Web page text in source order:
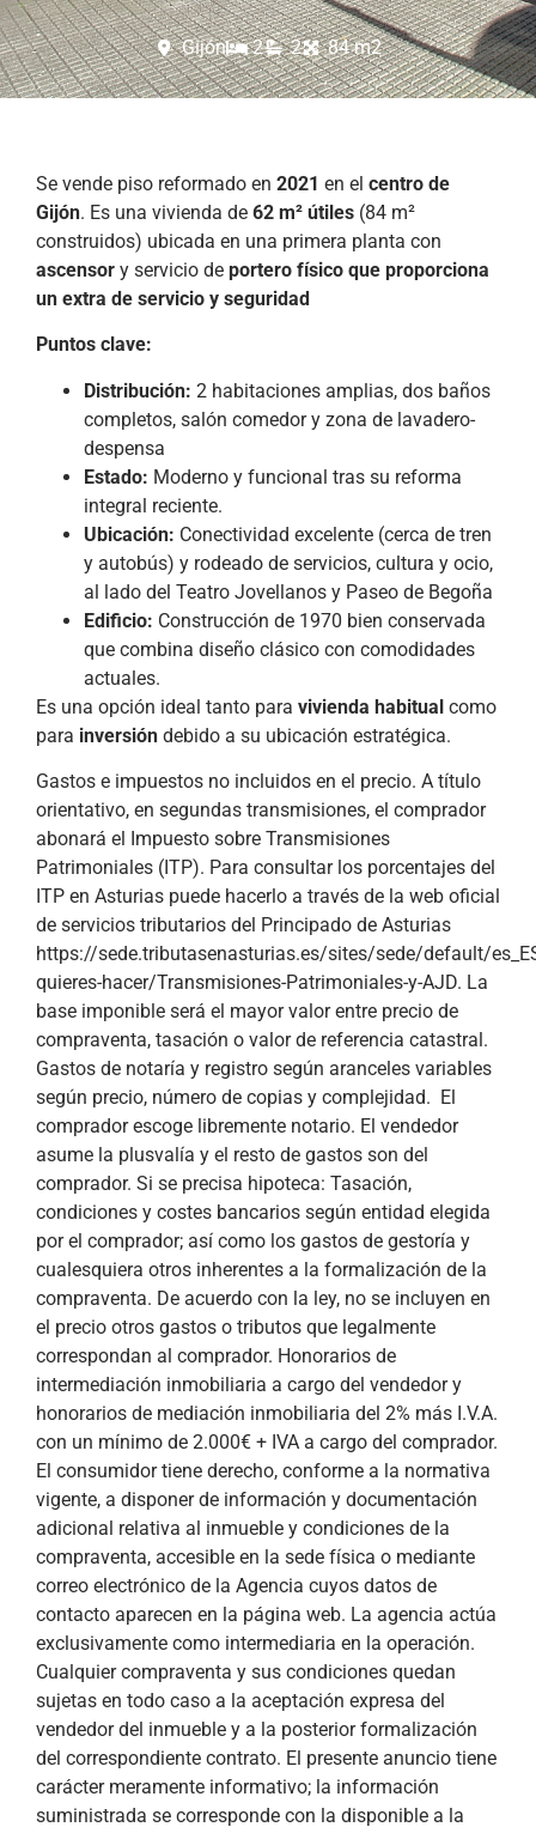
Gijón 2 2 84 m2
Se vende piso reformado en 2021 en el centro de
Gijón. Es una vivienda de 62 m² útiles (84 m²
construidos) ubicada en una primera planta con
ascensor y servicio de portero físico que proporciona
un extra de servicio y seguridad
Puntos clave:
Distribución: 2 habitaciones amplias, dos baños
completos, salón comedor y zona de lavadero-
despensa
Estado: Moderno y funcional tras su reforma
integral reciente.
Ubicación: Conectividad excelente (cerca de tren
y autobús) y rodeado de servicios, cultura y ocio,
al lado del Teatro Jovellanos y Paseo de Begoña
Edificio: Construcción de 1970 bien conservada
que combina diseño clásico con comodidades
actuales.
Es una opción ideal tanto para vivienda habitual como
para inversión debido a su ubicación estratégica.
Gastos e impuestos no incluidos en el precio. A título
orientativo, en segundas transmisiones, el comprador
abonará el Impuesto sobre Transmisiones
Patrimoniales (ITP). Para consultar los porcentajes del
ITP en Asturias puede hacerlo a través de la web oficial
de servicios tributarios del Principado de Asturias
https://sede.tributasenasturias.es/sites/sede/default/
quieres-hacer/Transmisiones-Patrimoniales-y-AJD. La
base imponible será el mayor valor entre precio de
compraventa, tasación o valor de referencia catastral.
Gastos de notaría y registro según aranceles variables
según precio, número de copias y complejidad. El
comprador escoge libremente notario. El vendedor
asume la plusvalía y el resto de gastos son del
comprador. Si se precisa hipoteca: Tasación,
condiciones y costes bancarios según entidad elegida
por el comprador; así como los gastos de gestoría y
cualesquiera otros inherentes a la formalización de la
compraventa. De acuerdo con la ley, no se incluyen en
el precio otros gastos o tributos que legalmente
correspondan al comprador. Honorarios de
intermediación inmobiliaria a cargo del vendedor y
honorarios de mediación inmobiliaria del 2% más I.V.A.
con un mínimo de 2.000€ + IVA a cargo del comprador.
El consumidor tiene derecho, conforme a la normativa
vigente, a disponer de información y documentación
adicional relativa al inmueble y condiciones de la
compraventa, accesible en la sede física o mediante
correo electrónico de la Agencia cuyos datos de
contacto aparecen en la página web. La agencia actúa
exclusivamente como intermediaria en la operación.
Cualquier compraventa y sus condiciones quedan
sujetas en todo caso a la aceptación expresa del
vendedor del inmueble y a la posterior formalización
del correspondiente contrato. El presente anuncio tiene
carácter meramente informativo; la información
suministrada se corresponde con la disponible a la